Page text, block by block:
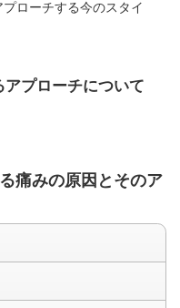
ローチする今のスタイ
プローチについて
痛みの原因とそのア